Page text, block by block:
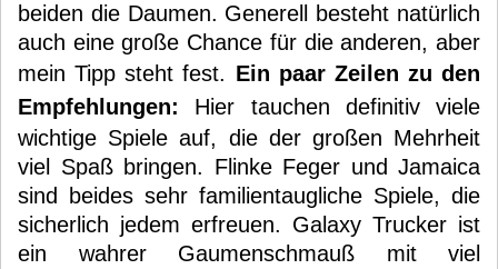
beiden die Daumen. Generell besteht natürlich
auch eine große Chance für die anderen, aber
mein Tipp steht fest. Ein paar Zeilen zu den
Empfehlungen: Hier tauchen definitiv viele
wichtige Spiele auf, die der großen Mehrheit
viel Spaß bringen. Flinke Feger und Jamaica
sind beides sehr familientaugliche Spiele, die
sicherlich jedem erfreuen. Galaxy Trucker ist
ein wahrer Gaumenschmauß mit viel